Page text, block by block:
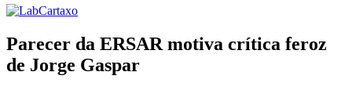
Parecer da ERSAR motiva crítica feroz
de Jorge Gaspar